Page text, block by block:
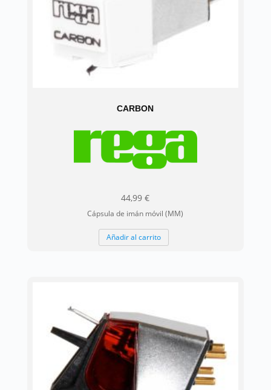
CARBON
44,99€
Cápsula de imán móvil (MM)
Añadir al carrito